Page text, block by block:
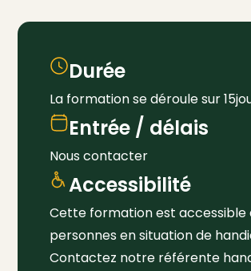
Durée
La formation se déroule sur
Entrée / délais
Nous contacter
Accessibilité
Cette formation est accessible
personnes en situation de
Contactez notre référente